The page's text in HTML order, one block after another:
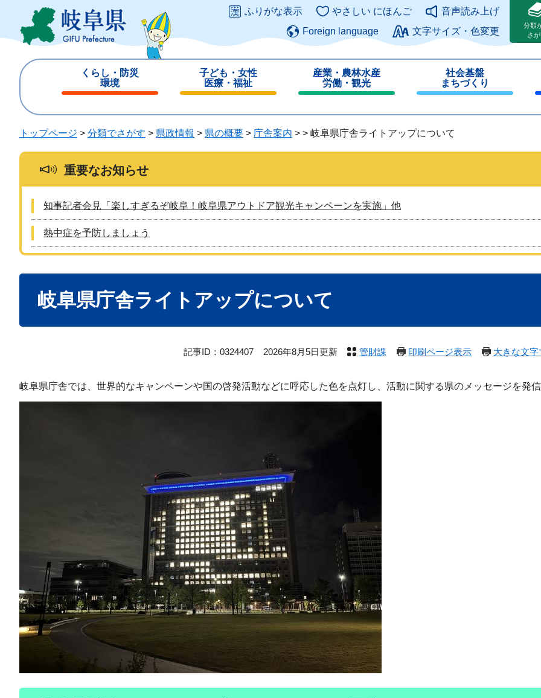
ジ
ュ
このページの本文へ
ふりがな表示 やさしい にほんご
音声読み上げ
Foreign language
文字サイズ・色変更
分類
さ
くらし・防災
環境
じ
子ども・女性
医療・福祉
じ
る
産業・農林水産
労働・観光
じ
社会基盤
まちづくり
じ
る
トップページ > 分類でさがす > 県政情報 > 県の概要 > 庁舎案内 > > 岐阜県庁舎ライトアップについて
重要なお知らせ
知事記者会見「楽しすぎるぞ岐阜！岐阜県アウトドア観光キャンペーンを実施」他
熱中症を予防しましょう
岐阜県庁舎ライトアップについて
記事ID：0324407 2026年8月5日更新 管財課 印刷ページ表示 大きな文
岐阜県庁舎では、世界的なキャンペーンや国の啓発活動などに呼応した色を点灯し、活動に関する県のメッセージを発信